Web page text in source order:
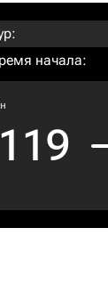
начала:
119